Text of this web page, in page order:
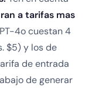
a tarifas mas
4o cuestan 4
$5) y los de
de entrada
de generar